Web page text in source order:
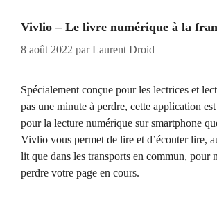
Vivlio – Le livre numérique à la
8 août 2022 parLaurent Droid
Spécialement conçue pour les lectrices et
pas une minute à perdre, cette application
pour la lecture numérique sur smartphone
Vivlio vous permet de lire et d’écouter lire,
lit que dans les transports en commun, pour
perdre votre page en cours.